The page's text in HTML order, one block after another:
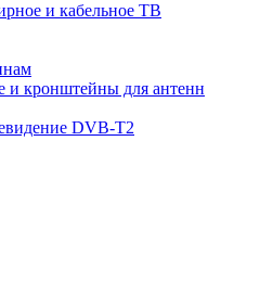
и кабельное ТВ
и кронштейны для антенн
DVB-Т2